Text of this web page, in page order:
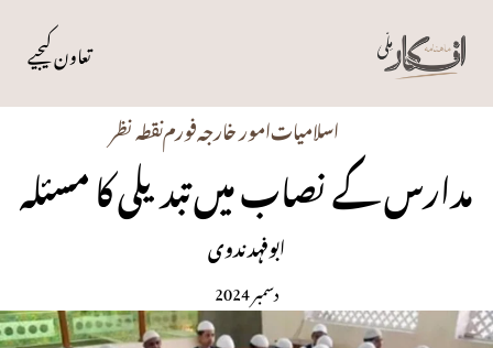
تعاون کیجیے
اسلامیاتامور خارجہفورمنقطہ نظر
مدارس کے نصاب میں تبدیلی کا مسئلہ
ابوفہد ندوی
دسمبر 2024